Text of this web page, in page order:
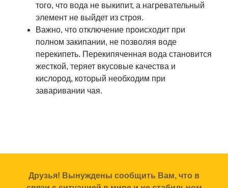
того, что вода не выкипит, а нагревательный
элемент не выйдет из строя.
Важно, что отключение происходит при
полном закипании, не позволяя воде
перекипеть. Перекипяченная вода становится
жесткой, теряет вкусовые качества и
кислород, который необходим при
заваривании чая.
Друзья! Вынуждены сообщить Вам, что в